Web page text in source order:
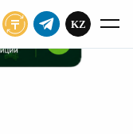
KZ